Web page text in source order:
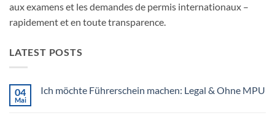
aux examens et les demandes de permis internationaux –
rapidement et en toute transparence.
LATEST POSTS
04
Mai
Ich möchte Führerschein machen: Legal & Ohne MPU